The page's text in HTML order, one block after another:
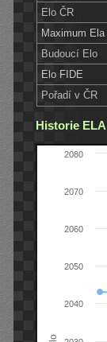
Elo ČR
Maximum Ela
Budoucí Elo
Elo FIDE
Pořadí v ČR
Historie ELA
2040
2050
2060
2070
2080